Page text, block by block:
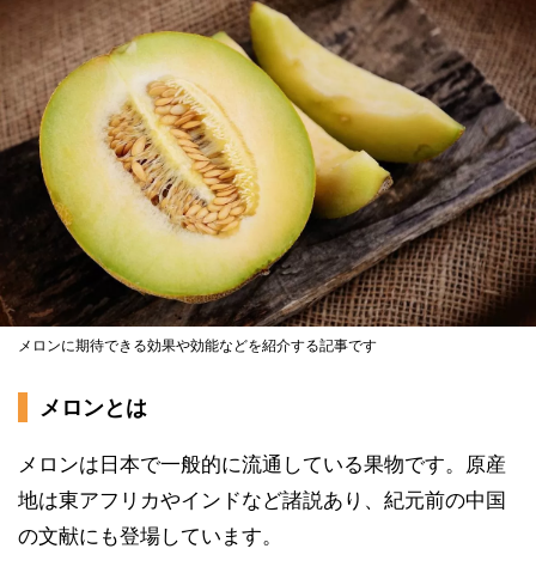
メロンに期待できる効果や効能などを紹介する記事です
メロンとは
メロンは日本で一般的に流通している果物です。原産
地は東アフリカやインドなど諸説あり、紀元前の中国
の文献にも登場しています。